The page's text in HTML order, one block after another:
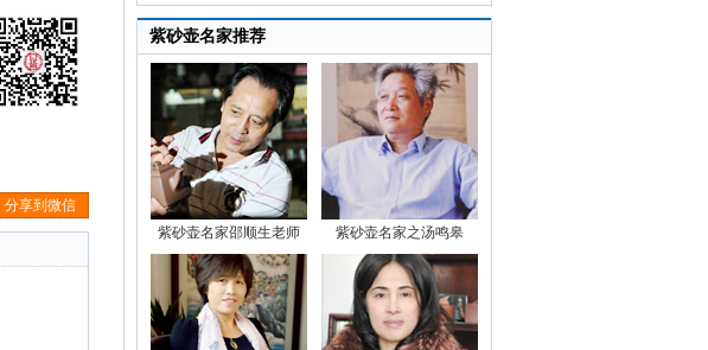
分享到微信
紫砂壶名家推荐
紫砂壶名家邵顺生老师 紫砂壶名家之汤鸣皋